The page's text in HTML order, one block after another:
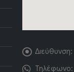
Διεύθυνση:
Τηλέφωνο: